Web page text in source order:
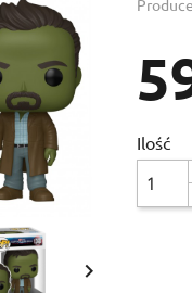
×
×

Ilość